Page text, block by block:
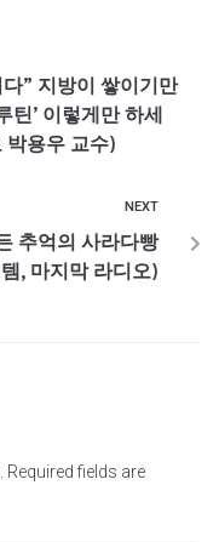
” 지방이 쌓이기만
’ 이렇게만 하세
박용우 교수)
NEXT
추억의 사라다빵
, 마지막 라디오)
Required fields are